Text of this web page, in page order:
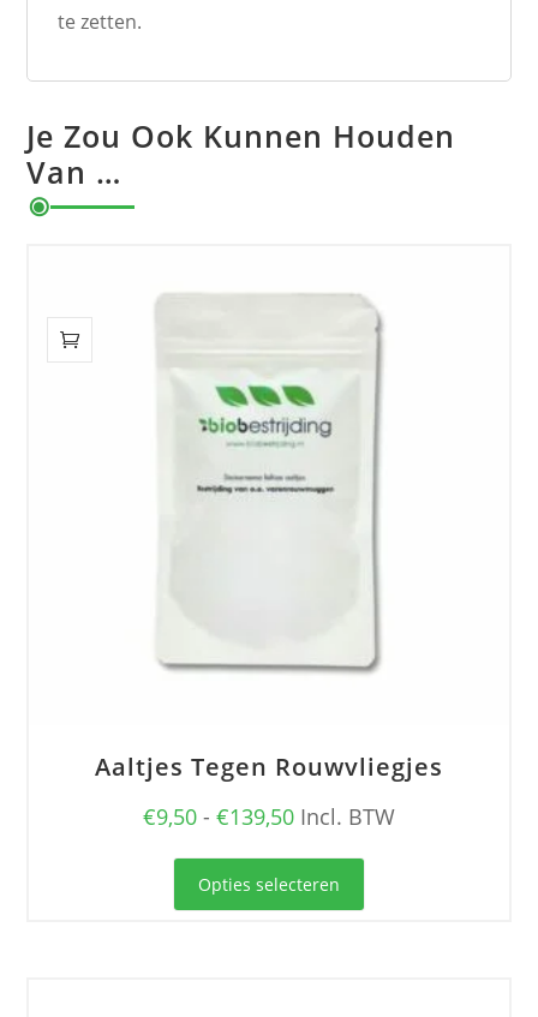
te zetten.
Je Zou Ook Kunnen Houden
Van …
Aaltjes Tegen Rouwvliegjes
€9,50 - €139,50Prijsklasse:
tot
€139,50
Incl. BTW
Opties selecteren